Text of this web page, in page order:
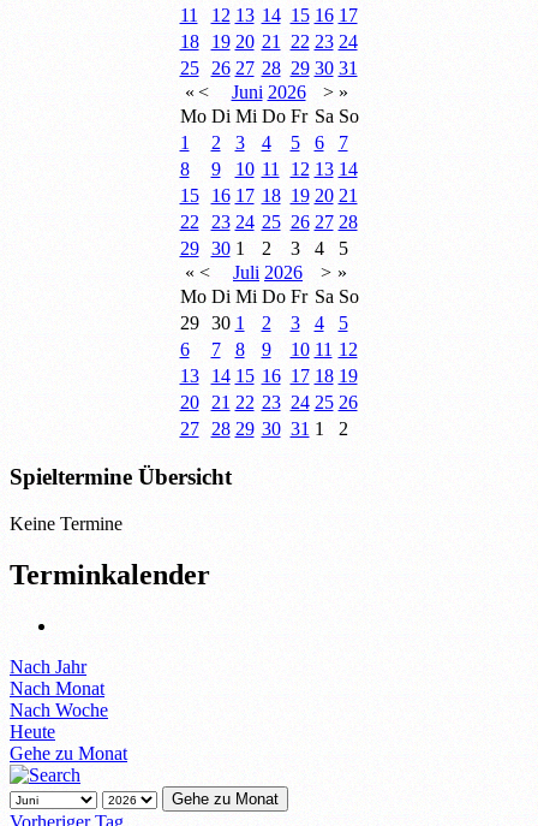
11
12 13 14 15 16 17
18
19 20 21 22 23 24
25
26 27 28 29 30 31
«< Juni 2026 > »
Mo Di Mi Do Fr Sa So
1
2 3 4 5 6
7
8
9 10 11 12 13 14
15
16 17 18 19 20 21
22
23 24 25 26 27 28
29
30 1 2 3 4
5
« < Juli 2026 > »
Mo Di Mi Do Fr Sa So
29
30 1 2 3 4
5
6
7 8 9 10 11 12
13
14 15 16 17 18 19
20
21 22 23 24 25 26
27
28 29 30 31 1 2
Spieltermine Übersicht
Keine Termine
Terminkalender
Nach Jahr
Nach Monat
Nach Woche
Heute
Gehe zu Monat
Gehe zu Monat
Vorheriger Tag